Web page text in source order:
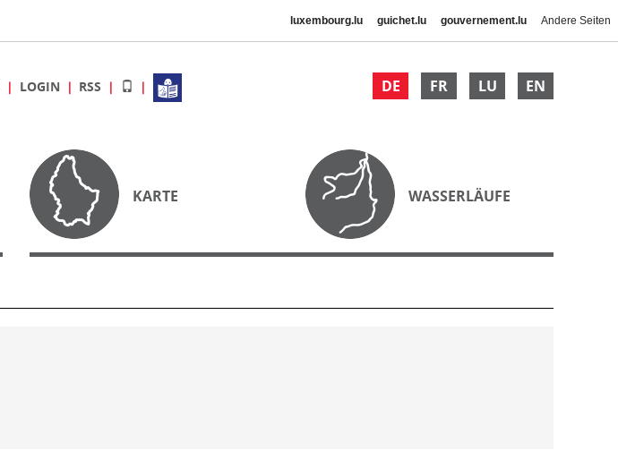
luxembourg.lu guichet.lu gouvernement.lu Andere Seiten
DE FR LU EN
LOGIN RSS
KARTE WASSERLÄUFE